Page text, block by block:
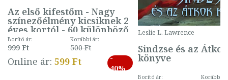
Az első kifestőm - Nagy
színezőélmény kicsiknek 2
éves kortól - 60 különböző
mintával (gombás)
Borító ár:
999 Ft
Korábbi ár:
500 Ft
Online ár: 599 Ft
-
40%
Leslie L. Lawrence
Sindzse és az Átkok
könyve
Borító ár: Korábbi